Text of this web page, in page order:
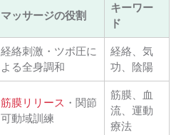
マッサージの役割
キーワー
ド
経絡刺激・ツボ圧に
よる全身調和
経絡、気
功、陰陽
筋膜リリース ・関節
可動域訓練
筋膜、血
流、運動
療法